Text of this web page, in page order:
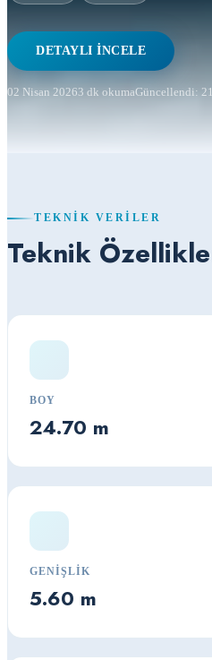
DETAYLI İNCELE
02 Nisan 20263 dk okumaGüncellendi:
TEKNIK VERILER
Teknik
BOY
24.70 m
GENIŞLIK
5.60 m